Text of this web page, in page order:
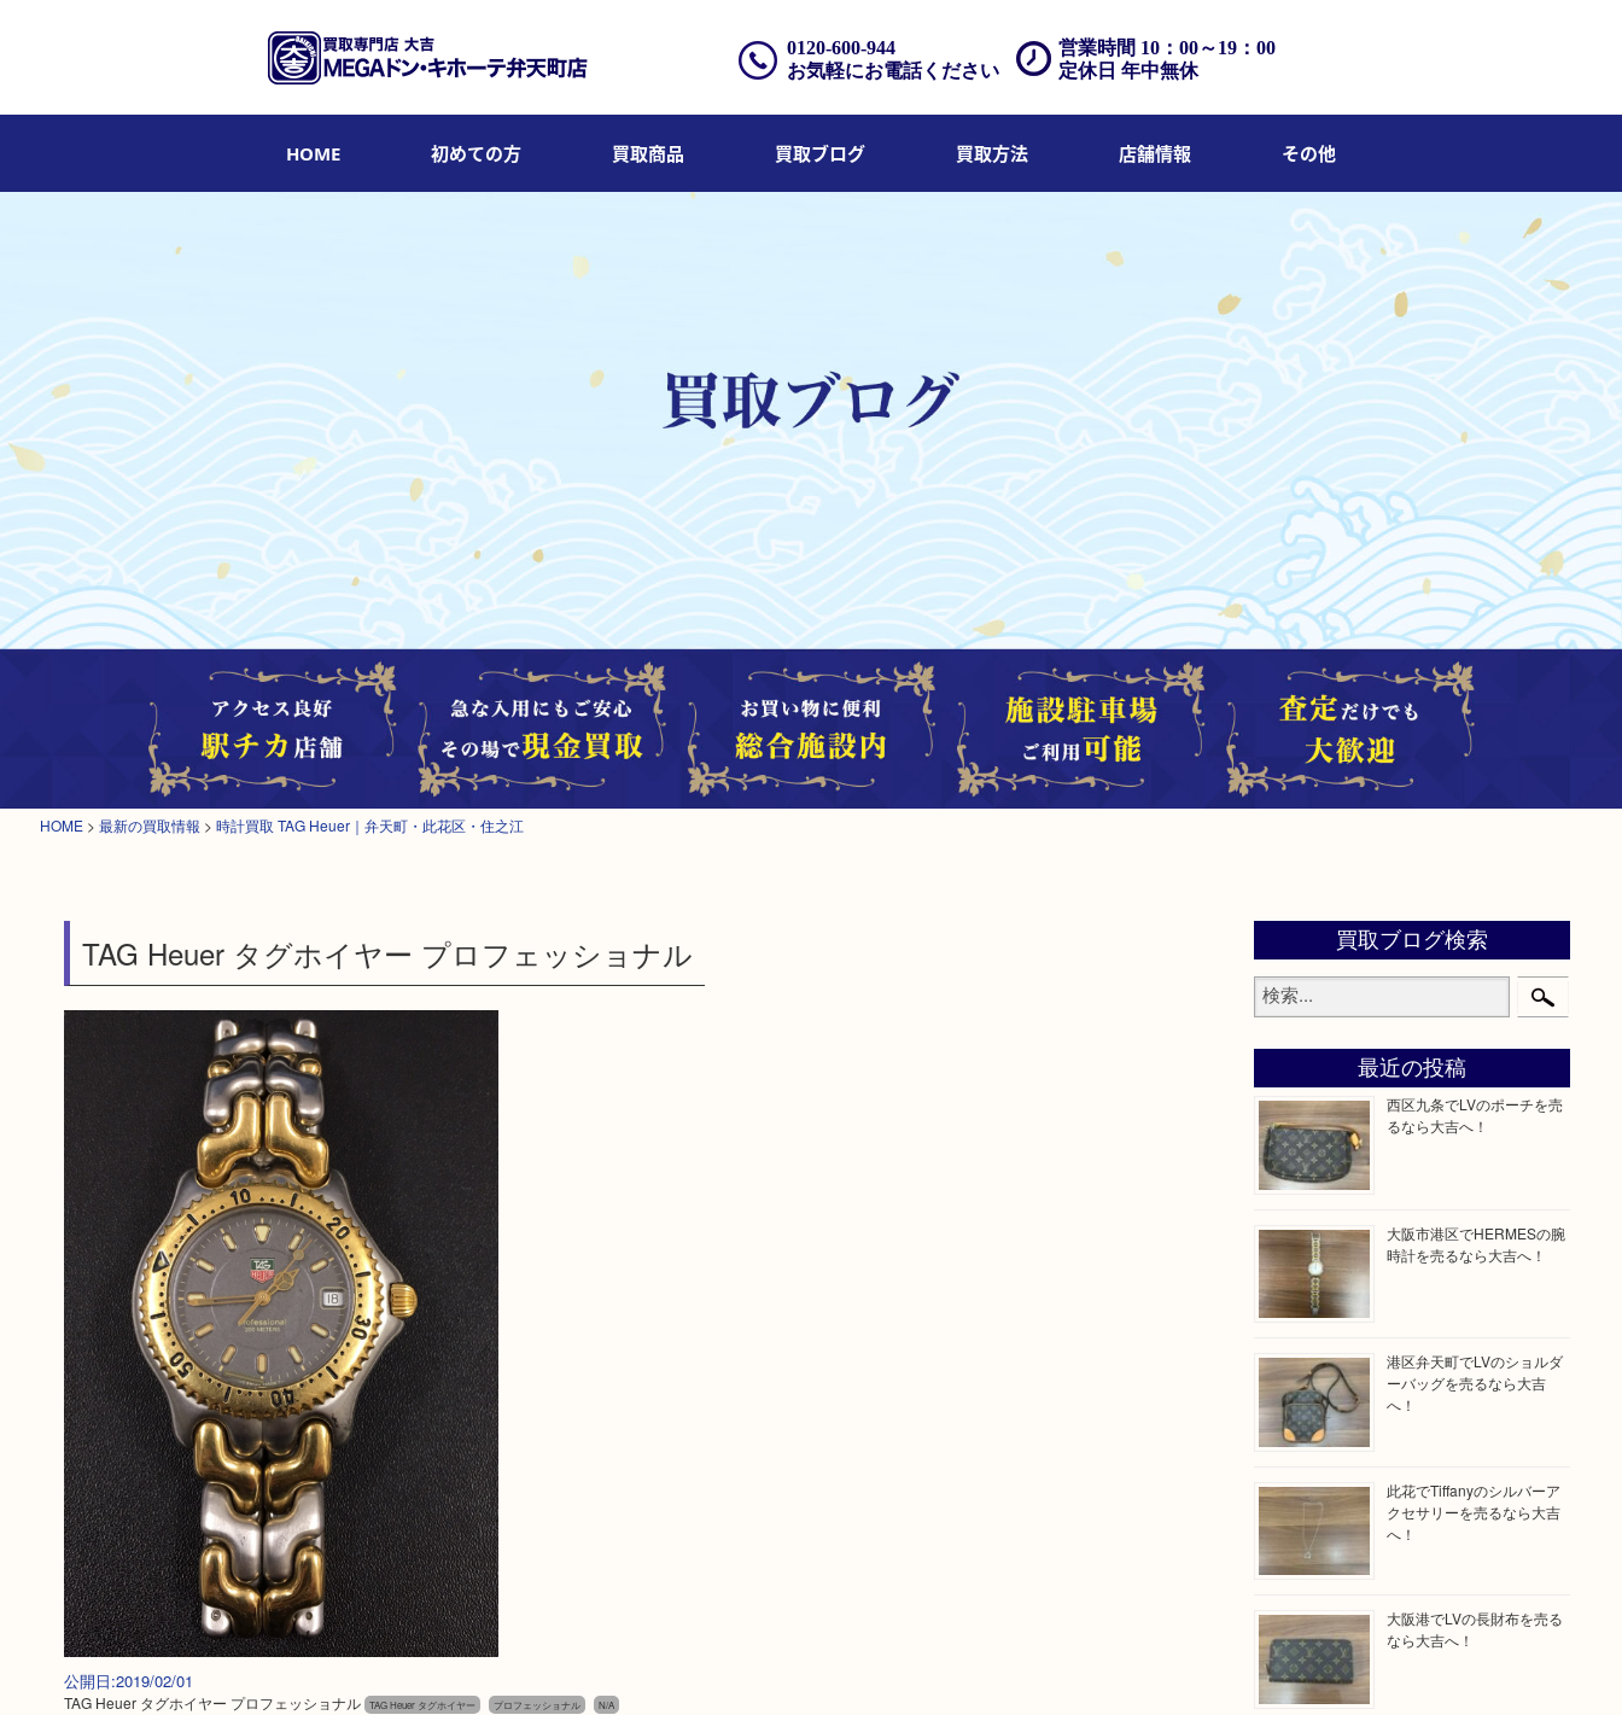
営業時間 10：00～19：00
定休日 年中無休
0120-600-944
お気軽にお電話ください
HOME 初めての方 買取商品 買取ブログ 買取方法 店舗情報 その他
HOME > 最新の買取情報 > 時計買取 TAG Heuer｜弁天町・此花区・住之江
TAG Heuer タグホイヤー プロフェッショナル
公開日:2019/02/01
TAG Heuer タグホイヤー プロフェッショナル TAG Heuer タグホイヤー プロフェッショナル N/A
買取ブログ検索
最近の投稿
西区九条でLVのポーチを売
るなら大吉へ！
大阪市港区でHERMESの腕
時計を売るなら大吉へ！
港区弁天町でLVのショルダ
ーバッグを売るなら大吉
へ！
此花でTiffanyのシルバーア
クセサリーを売るなら大吉
へ！
大阪港でLVの長財布を売る
なら大吉へ！